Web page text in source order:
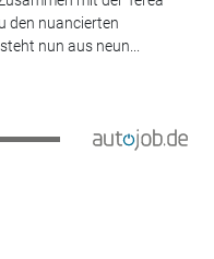
den nuancierten
nun aus neun...